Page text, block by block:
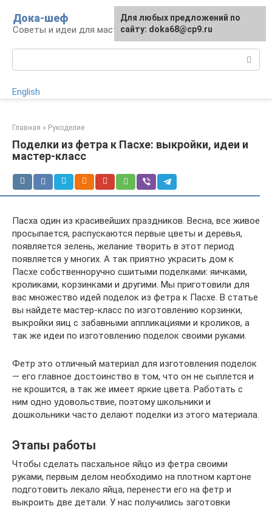
контенту
Дока-шеф
Советы и идеи для мастеров и мастериц
English
Главная » Рукоделие
Поделки из фетра к Пасхе: выкройки, идеи и
мастер-класс
Пасха один из красивейших праздников. Весна, все живое
просыпается, распускаются первые цветы и деревья,
появляется зелень, желание творить в этот период
появляется у многих. А так приятно украсить дом к
Пасхе собственноручно сшитыми поделками: яичками,
кроликами, корзинками и другими. Мы приготовили для
вас множество идей поделок из фетра к Пасхе. В статье
вы найдете мастер-класс по изготовлению корзинки,
выкройки яиц с забавными аппликациями и кроликов, а
так же идеи по изготовлению поделок своими руками.
Фетр это отличный материал для изготовления поделок
— его главное достоинство в том, что он не сыплется и
не крошится, а так же имеет яркие цвета. Работать с
ним одно удовольствие, поэтому школьники и
дошкольники часто делают поделки из этого материала.
Этапы работы
Чтобы сделать пасхальное яйцо из фетра своими
руками, первым делом необходимо на плотном картоне
подготовить лекало яйца, перенести его на фетр и
выкроить две детали. У нас получились заготовки
Для любых предложений по
сайту: doka68@cp9.ru